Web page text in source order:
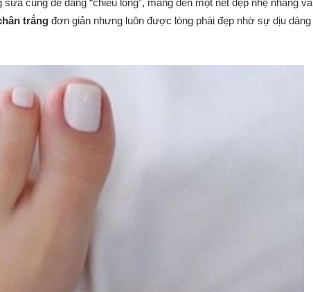
cũng dễ dàng “chiều lòng”, mang đến một nét đẹp nhẹ nhàng và
trắng đơn giản nhưng luôn được lòng phái đẹp nhờ sự dịu dàng